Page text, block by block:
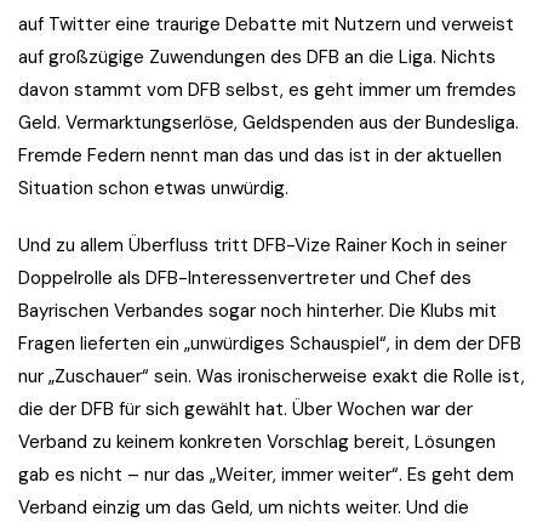
auf Twitter eine traurige Debatte mit Nutzern und verweist
auf großzügige Zuwendungen des DFB an die Liga. Nichts
davon stammt vom DFB selbst, es geht immer um fremdes
Geld. Vermarktungserlöse, Geldspenden aus der Bundesliga.
Fremde Federn nennt man das und das ist in der aktuellen
Situation schon etwas unwürdig.
Und zu allem Überfluss tritt DFB-Vize Rainer Koch in seiner
Doppelrolle als DFB-Interessenvertreter und Chef des
Bayrischen Verbandes sogar noch hinterher. Die Klubs mit
Fragen lieferten ein „unwürdiges Schauspiel“, in dem der DFB
nur „Zuschauer“ sein. Was ironischerweise exakt die Rolle ist,
die der DFB für sich gewählt hat. Über Wochen war der
Verband zu keinem konkreten Vorschlag bereit, Lösungen
gab es nicht – nur das „Weiter, immer weiter“. Es geht dem
Verband einzig um das Geld, um nichts weiter. Und die